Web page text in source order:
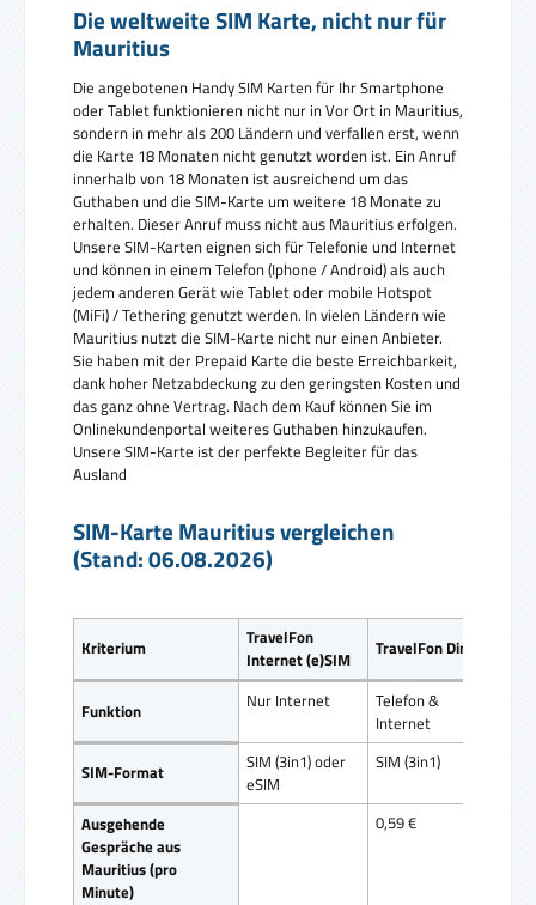
Die weltweite SIM Karte, nicht nur für
Mauritius
Die angebotenen Handy SIM Karten für Ihr Smartphone
oder Tablet funktionieren nicht nur in Vor Ort in Mauritius,
sondern in mehr als 200 Ländern und verfallen erst, wenn
die Karte 18 Monaten nicht genutzt worden ist. Ein Anruf
innerhalb von 18 Monaten ist ausreichend um das
Guthaben und die SIM-Karte um weitere 18 Monate zu
erhalten. Dieser Anruf muss nicht aus Mauritius erfolgen.
Unsere SIM-Karten eignen sich für Telefonie und Internet
und können in einem Telefon (Iphone / Android) als auch
jedem anderen Gerät wie Tablet oder mobile Hotspot
(MiFi) / Tethering genutzt werden. In vielen Ländern wie
Mauritius nutzt die SIM-Karte nicht nur einen Anbieter.
Sie haben mit der Prepaid Karte die beste Erreichbarkeit,
dank hoher Netzabdeckung zu den geringsten Kosten und
das ganz ohne Vertrag. Nach dem Kauf können Sie im
Onlinekundenportal weiteres Guthaben hinzukaufen.
Unsere SIM-Karte ist der perfekte Begleiter für das
Ausland
SIM-Karte Mauritius vergleichen
(Stand: 06.08.2026)
Kriterium
TravelFon
Internet (e)SIM
TravelFon Direct
Funktion Nur Internet
Telefon &
Internet
SIM-Format
SIM (3in1) oder
eSIM
SIM (3in1)
Ausgehende
Gespräche aus
Mauritius (pro
Minute)
0,59 €